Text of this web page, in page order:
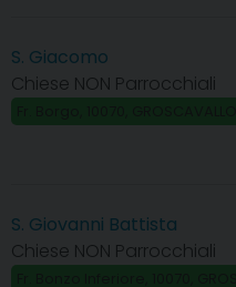
S. Giacomo
Chiese NON Parrocchiali
S. Giovanni Battista
Chiese NON Parrocchiali